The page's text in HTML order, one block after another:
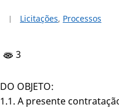
Licitações, Processos
3
DO OBJETO:
1.1. A presente